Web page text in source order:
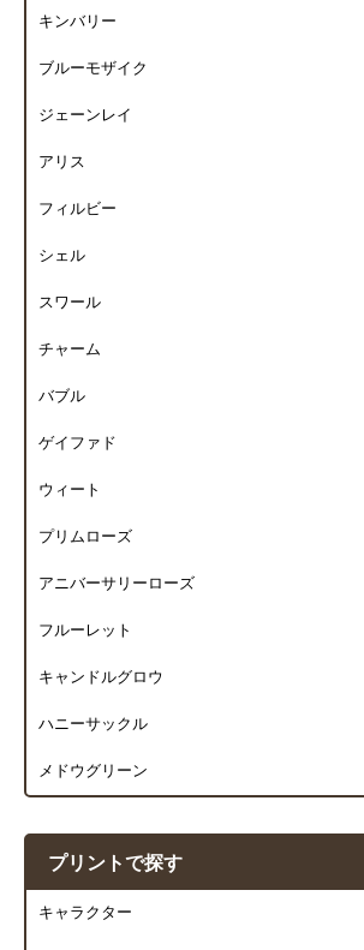
キンバリー
ブルーモザイク
ジェーンレイ
アリス
フィルビー
シェル
スワール
チャーム
バブル
ゲイファド
ウィート
プリムローズ
アニバーサリーローズ
フルーレット
キャンドルグロウ
ハニーサックル
メドウグリーン
プリントで探す
キャラクター